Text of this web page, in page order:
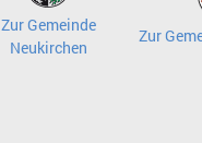
Zur Gemeinde
Neukirchen
Zur